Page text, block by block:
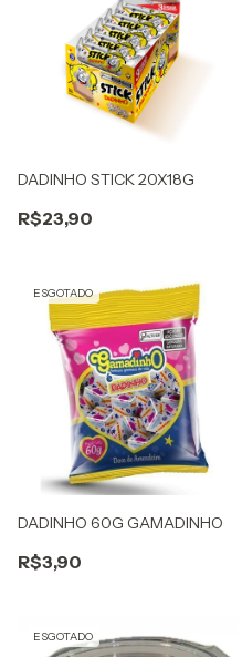
DADINHO STICK 20X18G
R$23,90
ESGOTADO
DADINHO 60G GAMADINHO
R$3,90
ESGOTADO